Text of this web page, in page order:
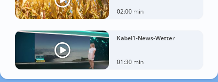
02:00 min
Kabel1-News-Wetter
01:30 min